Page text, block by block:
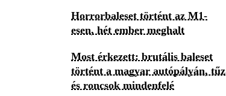
Horrorbaleset történt az M1-
esen, hét ember meghalt
Most érkezett: brutális baleset
történt a magyar autópályán, tűz
és roncsok mindenfelé